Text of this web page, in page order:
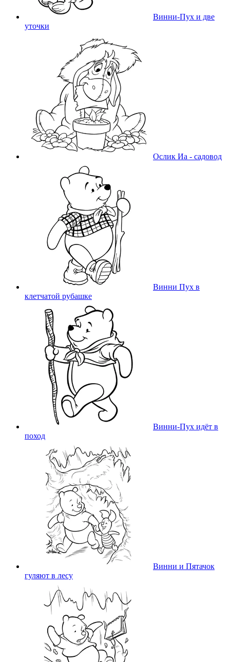
Винни-Пух и две
уточки
Ослик Иа - садовод
Винни Пух в
клетчатой рубашке
Винни-Пух идёт в
поход
Винни и Пятачок
гуляют в лесу